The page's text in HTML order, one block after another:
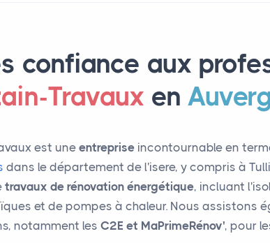
confiance aux
Travaux en
est une entreprise incontournable en
dans le département de l'isere, y compris à
travaux de rénovation énergétique, incluant
et de pompes à chaleur. Nous assistons
notamment les C2E et MaPrimeRénov', pour